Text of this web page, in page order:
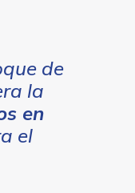
de
la
en
el